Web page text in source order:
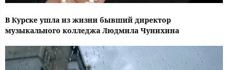
В Курске ушла из жизни бывший директор
музыкального колледжа Людмила Чунихина